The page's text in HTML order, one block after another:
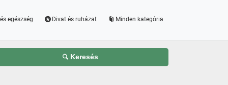
egészség Divat és ruházat Minden kategória
Keresés